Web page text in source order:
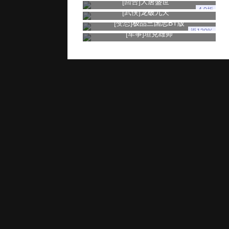
4.0折
[武侠]龙破九天
[变态]极品三国志BT版
返120%
[军事]坦克雄师